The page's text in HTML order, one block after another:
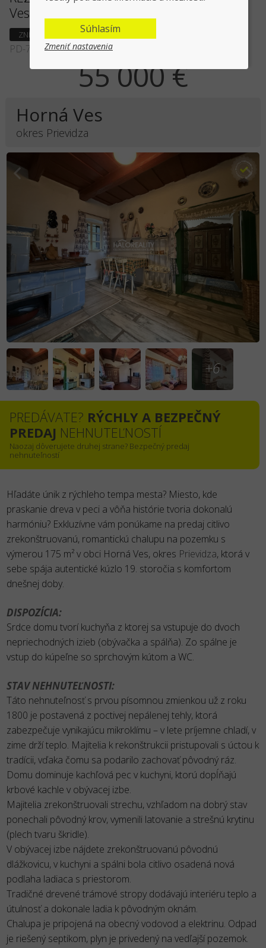
Ves - EXKLUZÍVNE HALO REALITY
ZNÍŽENÁ CENA
PD-72076
55 000 €
Horná Ves
okres Prievidza
+6
PREDÁVATE? RÝCHLY A BEZPEČNÝ
PREDAJ NEHNUTEĽNOSTÍ
Naozaj dôverujete druhej strane? Bezpečný predaj
nehnuteľností
Hľadáte únik z rýchleho tempa mesta? Miesto, kde
praskanie dreva v peci a vôňa histórie tvoria dokonalú
harmóniu? Exkluzívne vám ponúkame na predaj citlivo
zrekonštruovanú, romantickú chalupu na pozemku s
výmerou 175 m² v obci Horná Ves, okres Prievidza, ktorá v
sebe spája autentické kúzlo 19. storočia s komfortom
dnešnej doby.
DISPOZÍCIA:
Srdce domu tvorí kuchyňa z ktorej sa vstupuje do dvoch
nepriechodných izieb (obývačka a spálňa). Zo spálne je
vstup do kúpeľne so sprchovým kútom a WC.
STAV NEHNUTEĽNOSTI:
Táto nehnuteľnosť s prvou písomnou zmienkou už z roku
1800 je postavená z poctivej nepálenej tehly, ktorá
zabezpečuje vynikajúcu mikroklímu – v lete príjemne chladí, v
zime drží teplo. Majitelia k rekonštrukcii pristupovali s úctou k
tradícii, vďaka čomu sa podarilo zachovať pôvodný ráz.
Domu dominuje kachľová pec v kuchyni, ktorú dopĺňajú
krbové kachle v obývacej izbe.
Majitelia zrekonštruovali strechu, vzhľadom na dobrý stav
ponechali pôvodný krov, vymenili latovanie a strešnú krytinu
(plech tvaru škridle).
V obývacej izbe nájdete zrekonštruovanú pôvodnú
dlážkovicu, v kuchyni a spálni bola citlivo osadená nová
podlaha ladiaca s priestorom.
Tradičné drevené trámové stropy dodávajú interiéru teplo a
útulnosť a dokonale ladia k pôvodným oknám.
Chalupa je pripojená na obecný vodovod a elektrinu. Odpad
je riešený septikom, plyn je privedený na vedľajší pozemok.
Súhlasím
Zmeniť nastavenia